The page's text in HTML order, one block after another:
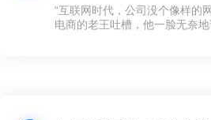
“互联网时代，公司没个像样
电商的老王吐槽，他一脸无奈